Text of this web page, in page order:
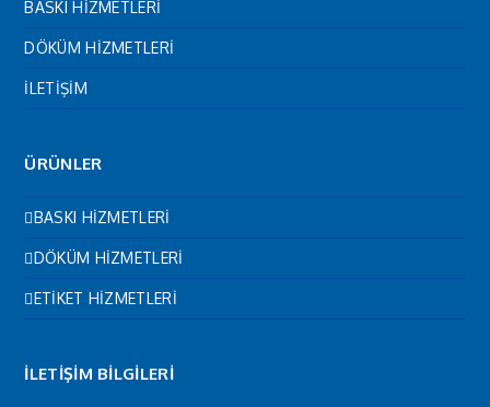
BASKI HİZMETLERİ
DÖKÜM HİZMETLERİ
İLETİŞİM
ÜRÜNLER
BASKI HİZMETLERİ
DÖKÜM HİZMETLERİ
ETİKET HİZMETLERİ
İLETİŞİM BİLGİLERİ